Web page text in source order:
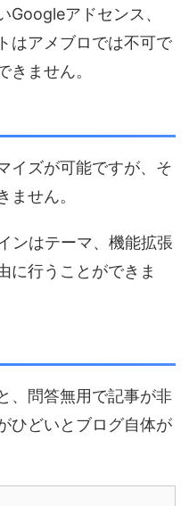
Googleアドセンス、
はアメブロでは不可で
きません。
イズが可能ですが、そ
ません。
ンはテーマ、機能拡張
に行うことができま
、問答無用で記事が非
ひどいとブログ自体が